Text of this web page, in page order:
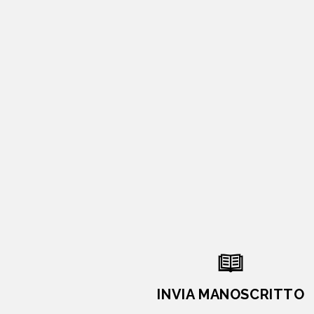
INVIA MANOSCRITTO